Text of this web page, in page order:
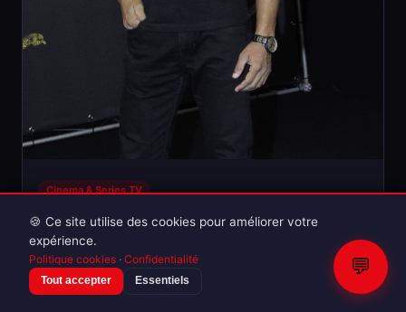
Cinema & Series TV
Harwinder Aujla — Rehmat Photocall
4 photos · 06/08/2026
💬
🍪 Ce site utilise des cookies pour améliorer votre
expérience.
Politique cookies · Confidentialité
Tout accepter Essentiels